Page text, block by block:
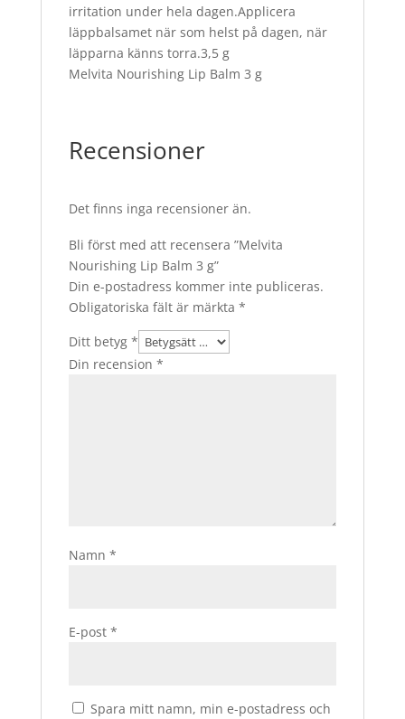
irritation under hela dagen.Applicera
läppbalsamet när som helst på dagen, när
läpparna känns torra.3,5 g
Melvita Nourishing Lip Balm 3 g
Recensioner
Det finns inga recensioner än.
Bli först med att recensera ”Melvita
Nourishing Lip Balm 3 g”
Din e-postadress kommer inte publiceras.
Obligatoriska fält är märkta *
Ditt betyg *
Din recension *
Namn *
E-post *
Spara mitt namn, min e-postadress och